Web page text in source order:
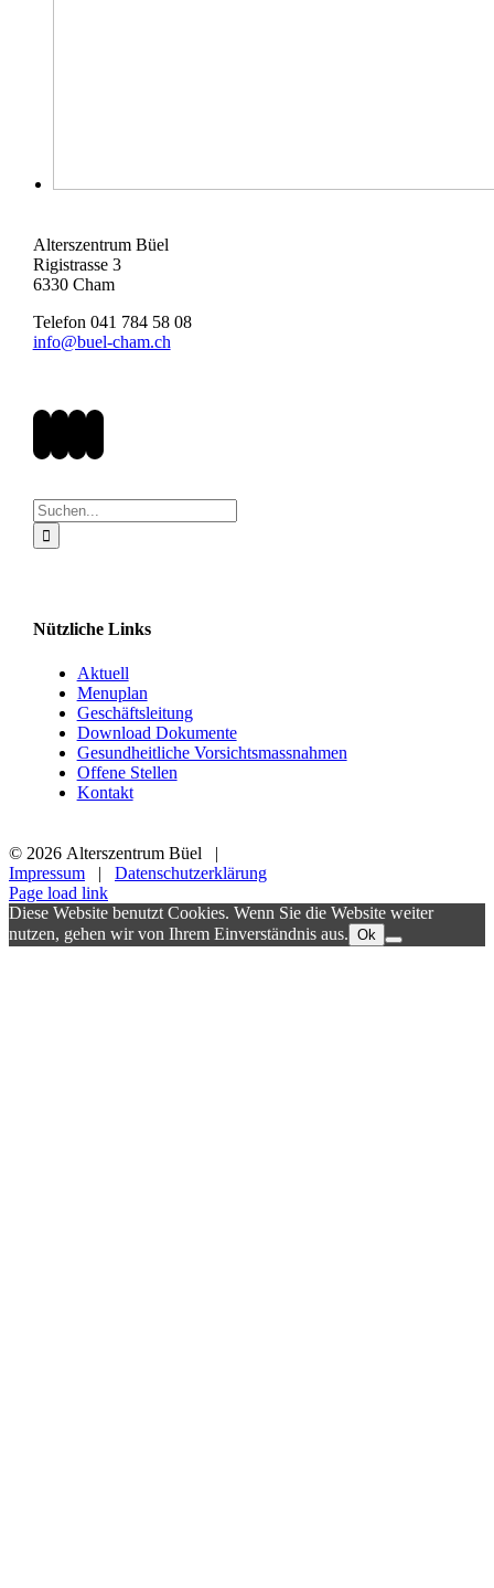
Alterszentrum Büel
Rigistrasse 3
6330 Cham
Telefon 041 784 58 08
info@buel-cham.ch
Suche
nach:
Nützliche Links
Aktuell
Menuplan
Geschäftsleitung
Download Dokumente
Gesundheitliche Vorsichtsmassnahmen
Offene Stellen
Kontakt
© 2026 Alterszentrum Büel |
Impressum | Datenschutzerklärung
Page load link
Diese Website benutzt Cookies. Wenn Sie die Website weiter
nutzen, gehen wir von Ihrem Einverständnis aus. Ok